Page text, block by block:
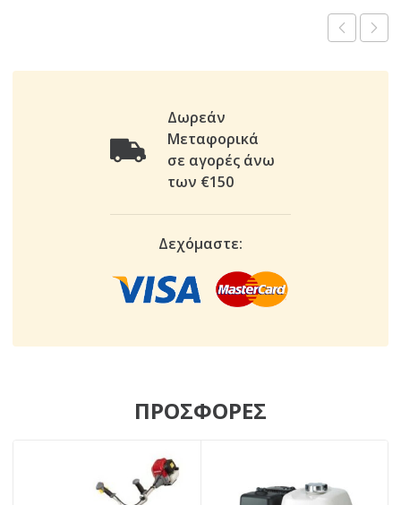
Δωρεάν
Μεταφορικά
σε αγορές άνω
των €150
Δεχόμαστε:
ΠΡΟΣΦΟΡΕΣ